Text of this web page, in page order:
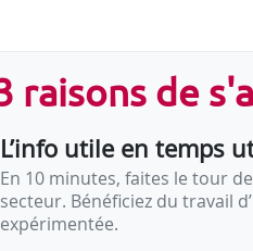
raisons de
L’info utile en temps
En 10 minutes, faites le tour
secteur. Bénéficiez du travail
expérimentée.